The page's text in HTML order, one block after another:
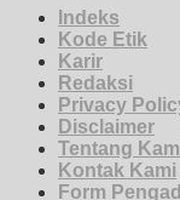
Indeks
Kode Etik
Karir
Redaksi
Privacy
Disclaimer
Tentang
Kontak Kami
Form